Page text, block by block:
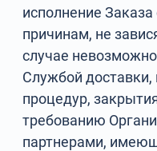
исполнение
причинам, не
случае
Службой доставки,
процедур,
требованию
партнерами,